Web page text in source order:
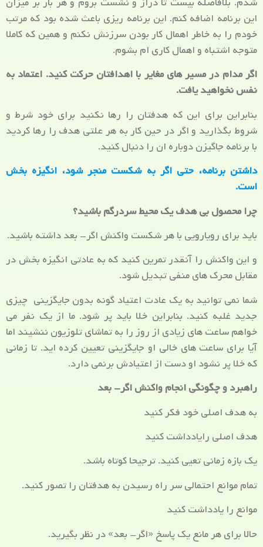
این برنامه اضافه کنم. این برنامه ریزی باعث شده بود که مرتب
خودم را به خاطر اهمال کار بودن سرزنش نکنم و همین که کاملا
متوجه اشتباه و اهمال کاری ام بشوم.
اگر مدام در مسیر های مغایر با اهدافتان حرکت کنید. اعتماد به
نفس نخواهید یافت.
بنابراین برای این که هدفتان را رها نکنید برای خود شرط و
شروط بگذارید و اگر در حین کار به هر علتی هدف را رها کردید
با برنامه جاگیزن دوباره ان را دنبال کنید.
داشتن برنامه، حتی اگر به شکست منجر شود، انگیزه بخش
است.
چرا محصول بی هدف یک محیط سردرگم باشید؟
باید برای رویارویی با هر شکست واکنش اگر- بعد داشته باشید.
و این واکنش را آنقدر تمرین کنید که به عادتی انگیزه بخش در
مقابل محرک های منفی تبدیل شود.
شما نمی توانید به یک عادت اعتیاد گونه بدون جایگزینی چیزی
جدید غلبه کنید. بنابراین خلا باید پر شود. ما از یک نفر می
خواهم ساعت های زیادی از روز را به تماشای تلوزیون ننشیند اما
آیا برای ساعت های خالی او جایگزینی تعیین کرده اید. تا زمانی
که خلا پر نشود او دست از اعتیادش برنمی دارد.
راهبرد و چگونگی انجام واکنش اگر- بعد
به هدف اصلی خود فکر کنید
هدف اصلی رایادداشت کنید
یک بازه زمانی تعیی کنید. ترجیحا کوتاه باشد.
تمام موانع احتمالی سر راه رسیدن به هدفتان را تصور کنید.
موانع را یادداشت کنید
حالا برای هر مانع یک پاسخ «اگر- بعد» در نظر بگیرید.